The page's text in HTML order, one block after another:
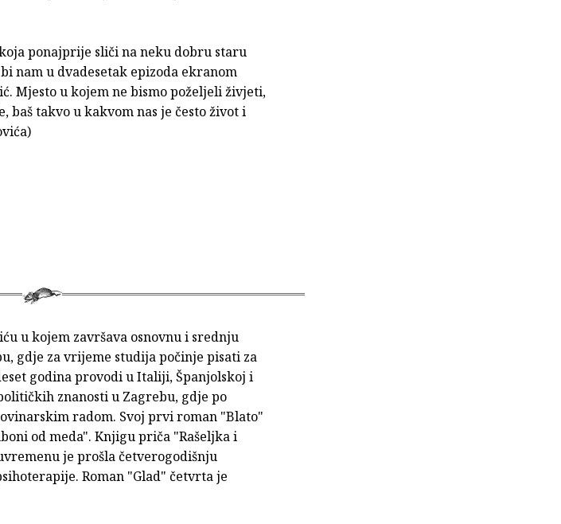
ponajprije sliči na neku dobru staru
nam u dvadesetak epizoda ekranom
Mjesto u kojem ne bismo poželjeli živjeti,
baš takvo u kakvom nas je često život i
u kojem završava osnovnu i srednju
gdje za vrijeme studija počinje pisati za
godina provodi u Italiji, Španjolskoj i
znanosti u Zagrebu, gdje po
radom. Svoj prvi roman "Blato"
od meda". Knjigu priča "Rašeljka i
je prošla četverogodišnju
Roman "Glad" četvrta je